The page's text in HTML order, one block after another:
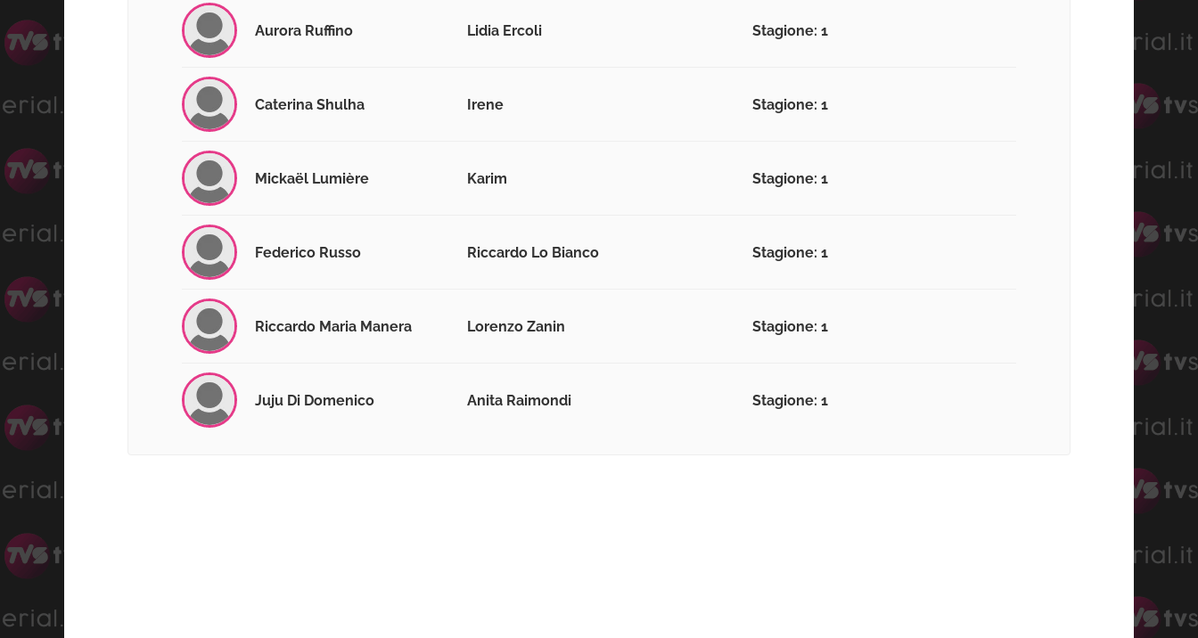
Aurora Ruffino Lidia Ercoli Stagione: 1
Caterina Shulha Irene Stagione: 1
Mickaël Lumière Karim Stagione: 1
Federico Russo Riccardo Lo Bianco Stagione: 1
Riccardo Maria Manera Lorenzo Zanin Stagione: 1
Juju Di Domenico Anita Raimondi Stagione: 1